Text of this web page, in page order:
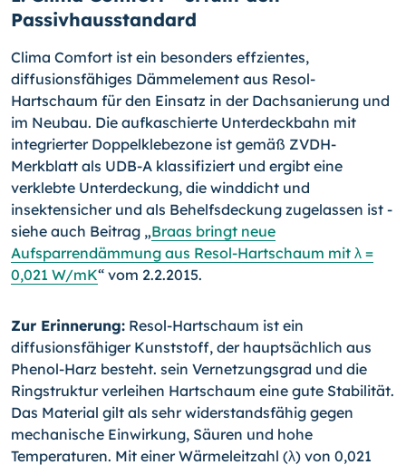
Passivhausstandard
Clima Comfort ist ein besonders effzientes,
diffusionsfähiges Dämmelement aus Resol-
Hartschaum für den Einsatz in der Dachsanierung und
im Neubau. Die aufkaschierte Unterdeckbahn mit
integrierter Doppelklebezone ist gemäß ZVDH-
Merkblatt als UDB-A klassifiziert und ergibt eine
verklebte Unterdeckung, die winddicht und
insektensicher und als Behelfsdeckung zugelassen ist -
siehe auch Beitrag „Braas bringt neue
Aufsparrendämmung aus Resol-Hartschaum mit λ =
0,021 W/mK“ vom 2.2.2015.
Zur Erinnerung: Resol-Hartschaum ist ein
diffusionsfähiger Kunststoff, der hauptsächlich aus
Phenol-Harz besteht. sein Vernetzungsgrad und die
Ringstruktur verleihen Hartschaum eine gute Stabilität.
Das Material gilt als sehr widerstandsfähig gegen
mechanische Einwirkung, Säuren und hohe
Temperaturen. Mit einer Wärmeleitzahl (λ) von 0,021